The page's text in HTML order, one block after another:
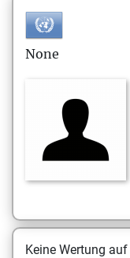
None
Keine Wertung auf